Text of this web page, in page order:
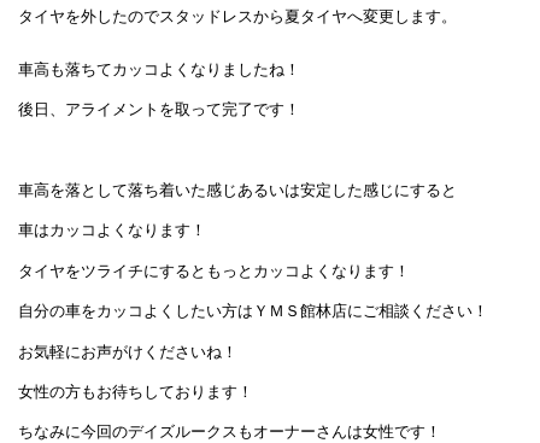
タイヤを外したのでスタッドレスから夏タイヤへ変更します。
車高も落ちてカッコよくなりましたね！
後日、アライメントを取って完了です！
車高を落として落ち着いた感じあるいは安定した感じにすると
車はカッコよくなります！
タイヤをツライチにするともっとカッコよくなります！
自分の車をカッコよくしたい方はＹＭＳ館林店にご相談ください！
お気軽にお声がけくださいね！
女性の方もお待ちしております！
ちなみに今回のデイズルークスもオーナーさんは女性です！